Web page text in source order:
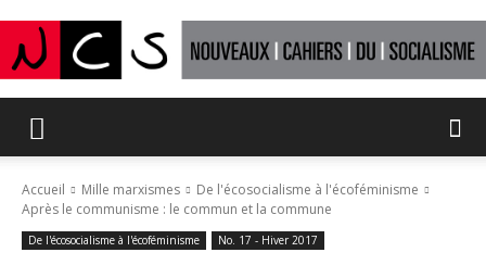
Accueil Mille marxismes
De l'écosocialisme à l'écoféminisme
Après le communisme : le commun et la commune
De l'écosocialisme à l'écoféminisme No. 17 - Hiver 2017